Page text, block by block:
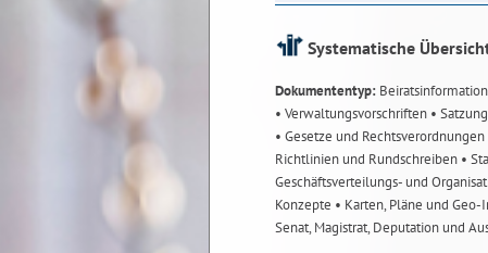
Systematische
Dokumententyp:
• Verwaltungsvorschriften •
• Gesetze und Rechtsverordnungen
Richtlinien und Rundschreiben •
Geschäftsverteilungs- und
Konzepte • Karten, Pläne und
Senat, Magistrat, Deputation und